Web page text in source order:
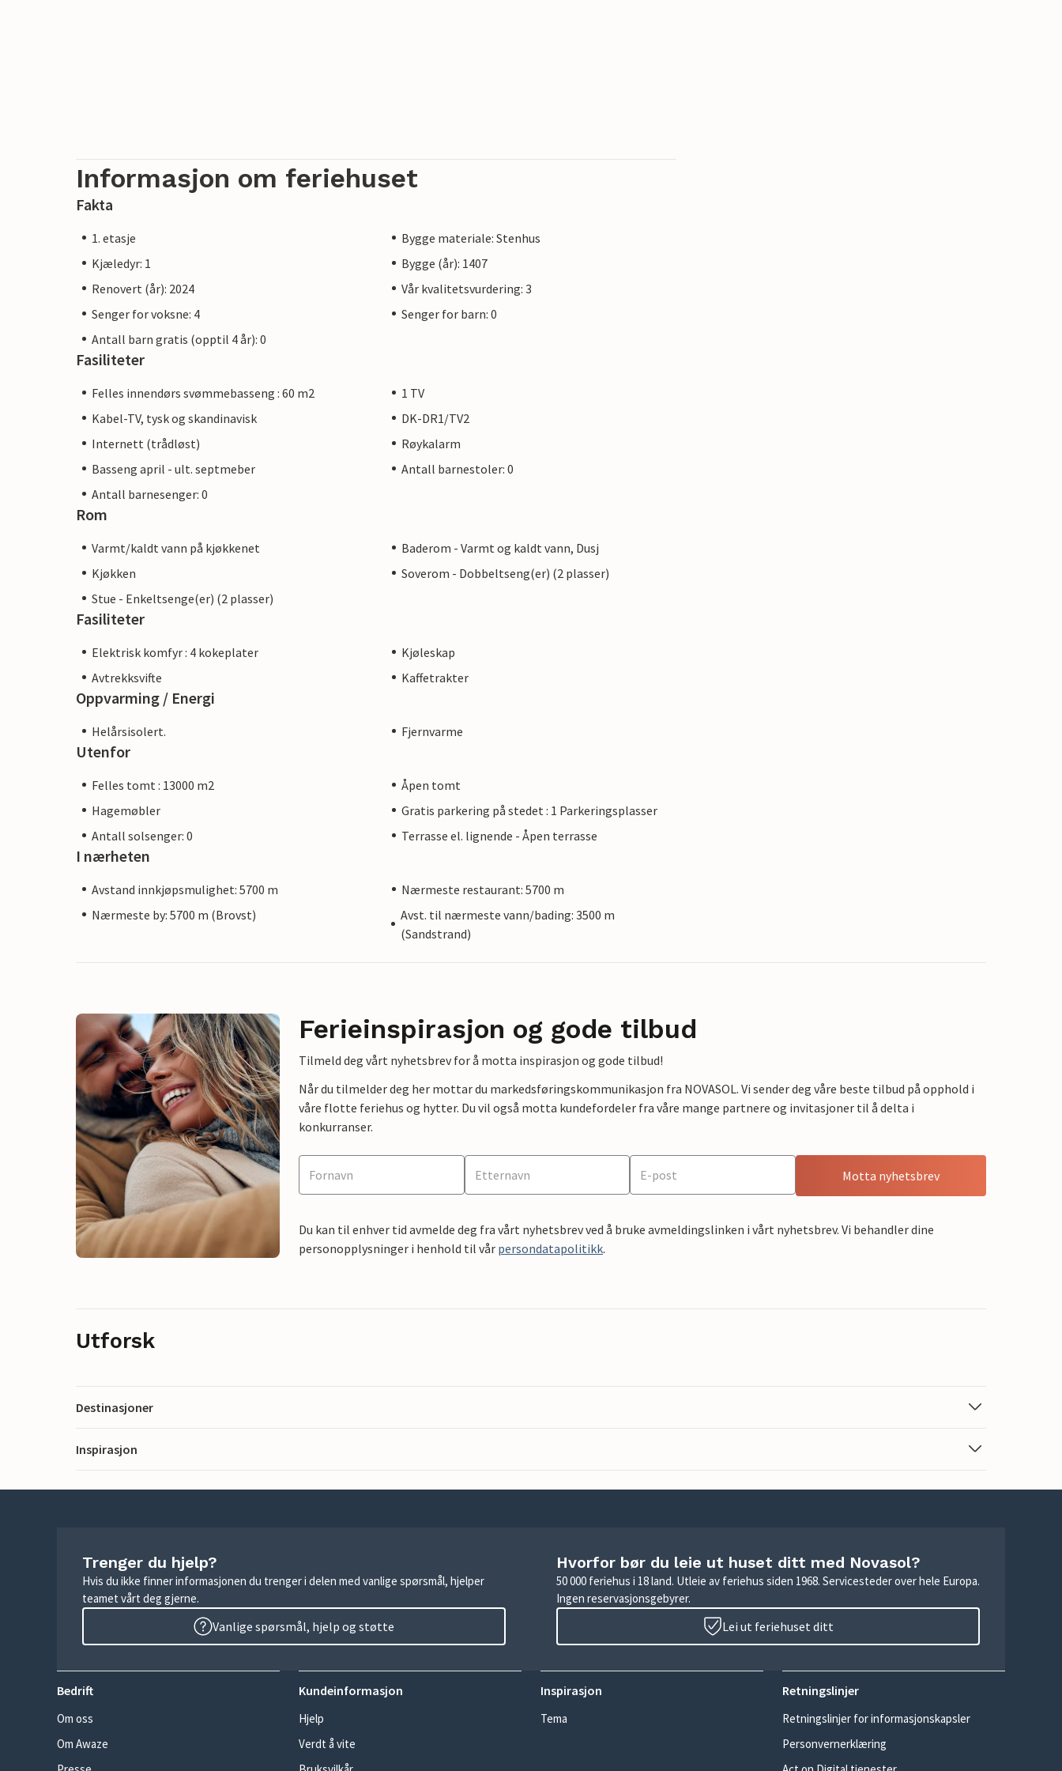
Informasjon om feriehuset
Fakta
1. etasje
Bygge materiale: Stenhus
Kjæledyr: 1
Bygge (år): 1407
Renovert (år): 2024
Vår kvalitetsvurdering: 3
Senger for voksne: 4
Senger for barn: 0
Antall barn gratis (opptil 4 år): 0
Fasiliteter
Felles innendørs svømmebasseng : 60 m2
1 TV
Kabel-TV, tysk og skandinavisk
DK-DR1/TV2
Internett (trådløst)
Røykalarm
Basseng april - ult. septmeber
Antall barnestoler: 0
Antall barnesenger: 0
Rom
Varmt/kaldt vann på kjøkkenet
Baderom - Varmt og kaldt vann, Dusj
Kjøkken
Soverom - Dobbeltseng(er) (2 plasser)
Stue - Enkeltsenge(er) (2 plasser)
Fasiliteter
Elektrisk komfyr : 4 kokeplater
Kjøleskap
Avtrekksvifte
Kaffetrakter
Oppvarming / Energi
Helårsisolert. Fjernvarme
Utenfor
Felles tomt : 13000 m2
Åpen tomt
Hagemøbler
Gratis parkering på stedet : 1 Parkeringsplasser
Antall solsenger: 0
Terrasse el. lignende - Åpen terrasse
I nærheten
Avstand innkjøpsmulighet: 5700 m
Nærmeste restaurant: 5700 m
Nærmeste by: 5700 m (Brovst)
Avst. til nærmeste vann/bading: 3500 m
(Sandstrand)
Ferieinspirasjon og gode tilbud
Tilmeld deg vårt nyhetsbrev for å motta inspirasjon og gode tilbud!
Når du tilmelder deg her mottar du markedsføringskommunikasjon fra NOVASOL. Vi sender deg våre beste tilbud på opphold i
våre flotte feriehus og hytter. Du vil også motta kundefordeler fra våre mange partnere og invitasjoner til å delta i
konkurranser.
Motta nyhetsbrev
Du kan til enhver tid avmelde deg fra vårt nyhetsbrev ved å bruke avmeldingslinken i vårt nyhetsbrev. Vi behandler dine
personopplysninger i henhold til vår persondatapolitikk.
Utforsk
Destinasjoner
Inspirasjon
Trenger du hjelp?
Hvis du ikke finner informasjonen du trenger i delen med vanlige spørsmål, hjelper
teamet vårt deg gjerne.
Vanlige spørsmål, hjelp og støtte
Hvorfor bør du leie ut huset ditt med Novasol?
50 000 feriehus i 18 land. Utleie av feriehus siden 1968. Servicesteder over hele Europa.
Ingen reservasjonsgebyrer.
Lei ut feriehuset ditt
Bedrift
Om oss
Om Awaze
Kundeinformasjon
Hjelp
Verdt å vite
Inspirasjon
Tema
Retningslinjer
Retningslinjer for informasjonskapsler
Personvernerklæring